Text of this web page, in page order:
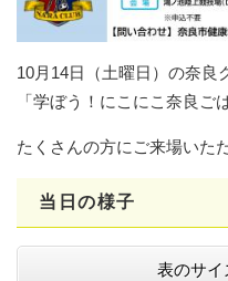
10月14日（土曜日）の奈良
「学ぼう！にこにこ奈良ご
たくさんの方にご来場いた
当日の様子
表のサイ